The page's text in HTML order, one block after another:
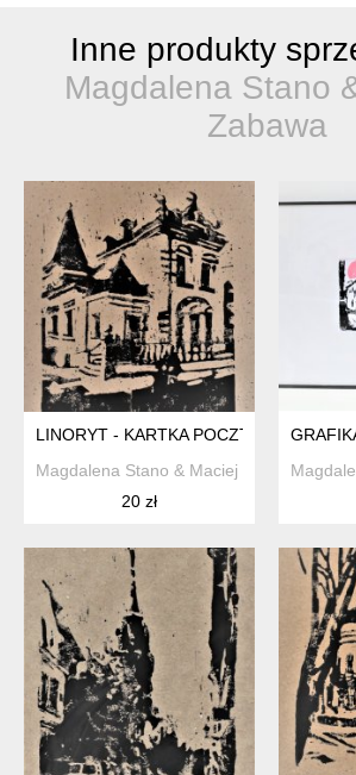
Inne produkty
Magdalena Stano
Zabawa
LINORYT - KARTKA POCZTOWA
Magdalena Stano & Maciej Zabawa
20 zł